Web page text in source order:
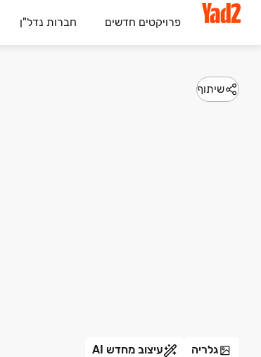
פרויקטים חדשים חברות נדל"ן
שיתוף
גלריה עיצוב מחדש AI